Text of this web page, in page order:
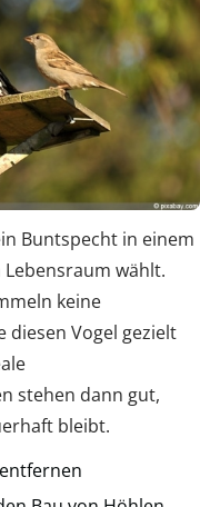
Buntspecht in einem
wählt.
keine
diesen Vogel gezielt
stehen dann gut,
bleibt.